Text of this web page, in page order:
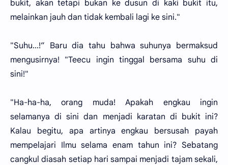
bukit, akan tetapi bukan ke dusun di kaki bukit itu,
melainkan jauh dan tidak kembali lagi ke sini."
"Suhu...!” Baru dia tahu bahwa suhunya bermaksud
mengusirnya! "Teecu ingin tinggal bersama suhu di
sini!"
"Ha-ha-ha, orang muda! Apakah engkau ingin
selamanya di sini dan menjadi karatan di bukit ini?
Kalau begitu, apa artinya engkau bersusah payah
mempelajari Ilmu selama enam tahun ini? Sebatang
cangkul diasah setiap hari sampai menjadi tajam sekali,